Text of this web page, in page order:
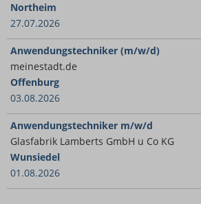
Northeim
27.07.2026
Anwendungstechniker (m/w/d)
meinestadt.de
Offenburg
03.08.2026
Anwendungstechniker m/w/d
Glasfabrik Lamberts GmbH u Co KG
Wunsiedel
01.08.2026